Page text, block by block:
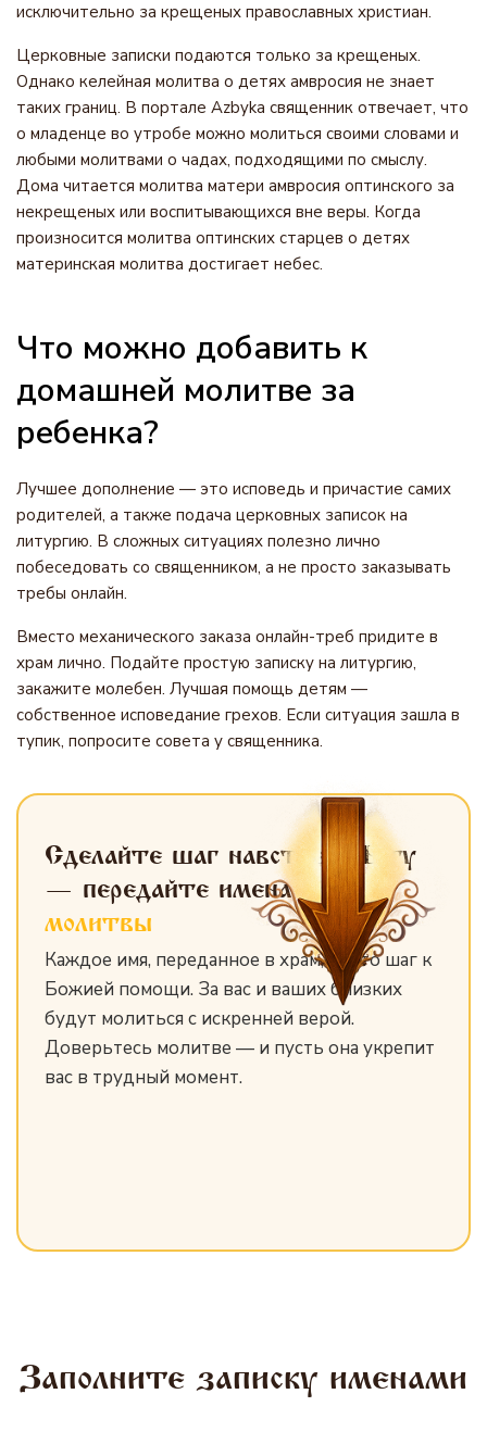
исключительно за крещеных православных христиан.
Церковные записки подаются только за крещеных.
Однако келейная молитва о детях амвросия не знает
таких границ. В портале Azbyka священник отвечает, что
о младенце во утробе можно молиться своими словами и
любыми молитвами о чадах, подходящими по смыслу.
Дома читается молитва матери амвросия оптинского за
некрещеных или воспитывающихся вне веры. Когда
произносится молитва оптинских старцев о детях
материнская молитва достигает небес.
Что можно добавить к
домашней молитве за
ребенка?
Лучшее дополнение — это исповедь и причастие самих
родителей, а также подача церковных записок на
литургию. В сложных ситуациях полезно лично
побеседовать со священником, а не просто заказывать
требы онлайн.
Вместо механического заказа онлайн-треб придите в
храм лично. Подайте простую записку на литургию,
закажите молебен. Лучшая помощь детям —
собственное исповедание грехов. Если ситуация зашла в
тупик, попросите совета у священника.
Сделайте шаг навстречу Богу
— передайте именадля
молитвы
Каждое имя, переданное в храм, — это шаг к
Божией помощи. За вас и ваших близких
будут молиться с искренней верой.
Доверьтесь молитве — и пусть она укрепит
вас в трудный момент.
Заполните записку именами